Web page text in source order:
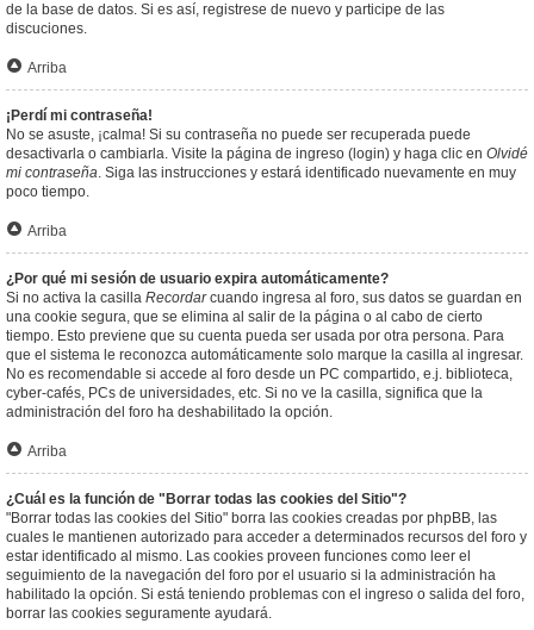
de la base de datos. Si es así, registrese de nuevo y participe de las
discuciones.
Arriba
¡Perdí mi contraseña!
No se asuste, ¡calma! Si su contraseña no puede ser recuperada puede
desactivarla o cambiarla. Visite la página de ingreso (login) y haga clic en Olvidé
mi contraseña. Siga las instrucciones y estará identificado nuevamente en muy
poco tiempo.
Arriba
¿Por qué mi sesión de usuario expira automáticamente?
Si no activa la casilla Recordarcuando ingresa al foro, sus datos se guardan en
una cookie segura, que se elimina al salir de la página o al cabo de cierto
tiempo. Esto previene que su cuenta pueda ser usada por otra persona. Para
que el sistema le reconozca automáticamente solo marque la casilla al ingresar.
No es recomendable si accede al foro desde un PC compartido, e.j. biblioteca,
cyber-cafés, PCs de universidades, etc. Si no ve la casilla, significa que la
administración del foro ha deshabilitado la opción.
Arriba
¿Cuál es la función de "Borrar todas las cookies del Sitio"?
"Borrar todas las cookies del Sitio" borra las cookies creadas por phpBB, las
cuales le mantienen autorizado para acceder a determinados recursos del foro y
estar identificado al mismo. Las cookies proveen funciones como leer el
seguimiento de la navegación del foro por el usuario si la administración ha
habilitado la opción. Si está teniendo problemas con el ingreso o salida del foro,
borrar las cookies seguramente ayudará.